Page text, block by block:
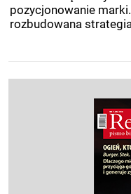
pozycjonowanie
rozbudowana